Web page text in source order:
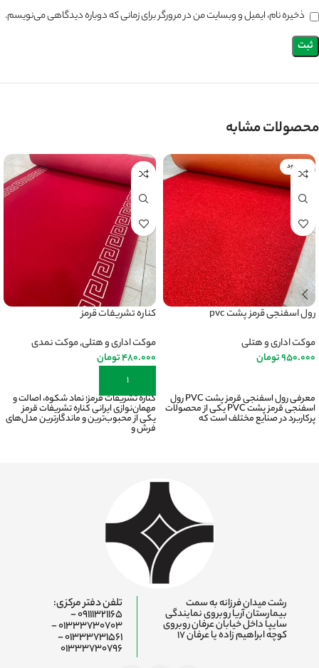
ذخیره نام، ایمیل و وبسایت من در مرورگر برای زمانی که دوباره دیدگاهی می‌نویسم.
محصولات مشابه
ناموجود
رول اسفنجی قرمز پشت pvc
موکت اداری و هتلی
950.000تومان
معرفی رول اسفنجی قرمز پشت PVC رول
اسفنجی قرمز پشت PVC یکی از محصولات
پرکاربرد در صنایع مختلف است که
کناره تشریفات قرمز
موکت اداری و هتلی,موکت نمدی
480.000تومان
افزودن به سبد خرید
کناره تشریفات قرمز؛ نماد شکوه، اصالت و
مهمان‌نوازی ایرانی کناره تشریفات قرمز
یکی از محبوب‌ترین و ماندگارترین مدل‌های
فرش و
رشت میدان فرزانه به سمت
بیمارستان آریا روبروی نمایندگی
سایپا داخل خیابان عرفان روبروی
کوچه ابراهیم زاده یا عرفان ۱۷
تلفن دفتر مرکزی:
09111321165 -
01333730703 -
01333731561 -
01333730796